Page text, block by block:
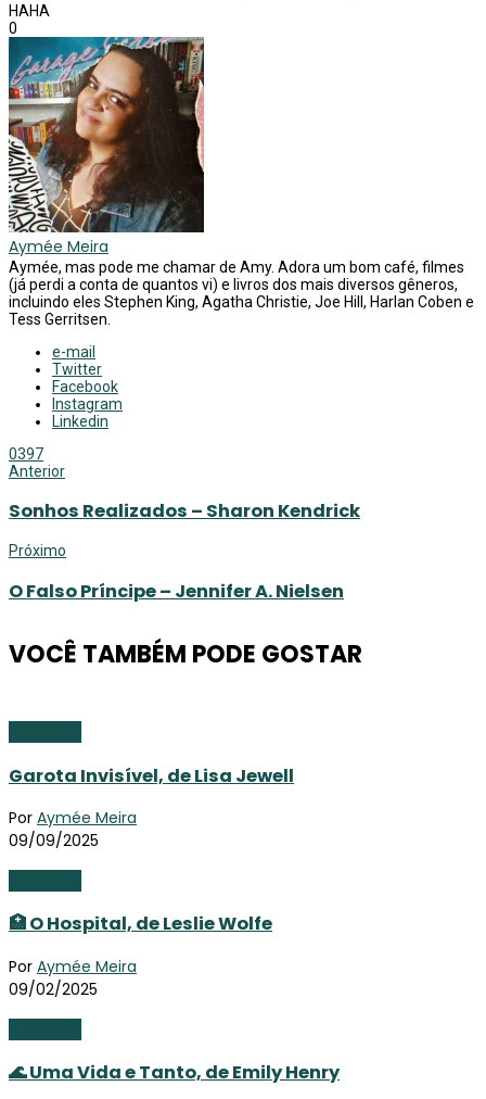
HAHA
0
Aymée Meira
Aymée, mas pode me chamar de Amy. Adora um bom café, filmes
(já perdi a conta de quantos vi) e livros dos mais diversos gêneros,
incluindo eles Stephen King, Agatha Christie, Joe Hill, Harlan Coben e
Tess Gerritsen.
e-mail
Twitter
Facebook
Instagram
Linkedin
0397
Anterior
Sonhos Realizados – Sharon Kendrick
Próximo
O Falso Príncipe – Jennifer A. Nielsen
VOCÊ TAMBÉM PODE GOSTAR
Garota Invisível, de Lisa Jewell
Por Aymée Meira
09/09/2025
🏥 O Hospital, de Leslie Wolfe
Por Aymée Meira
09/02/2025
🌊 Uma Vida e Tanto, de Emily Henry